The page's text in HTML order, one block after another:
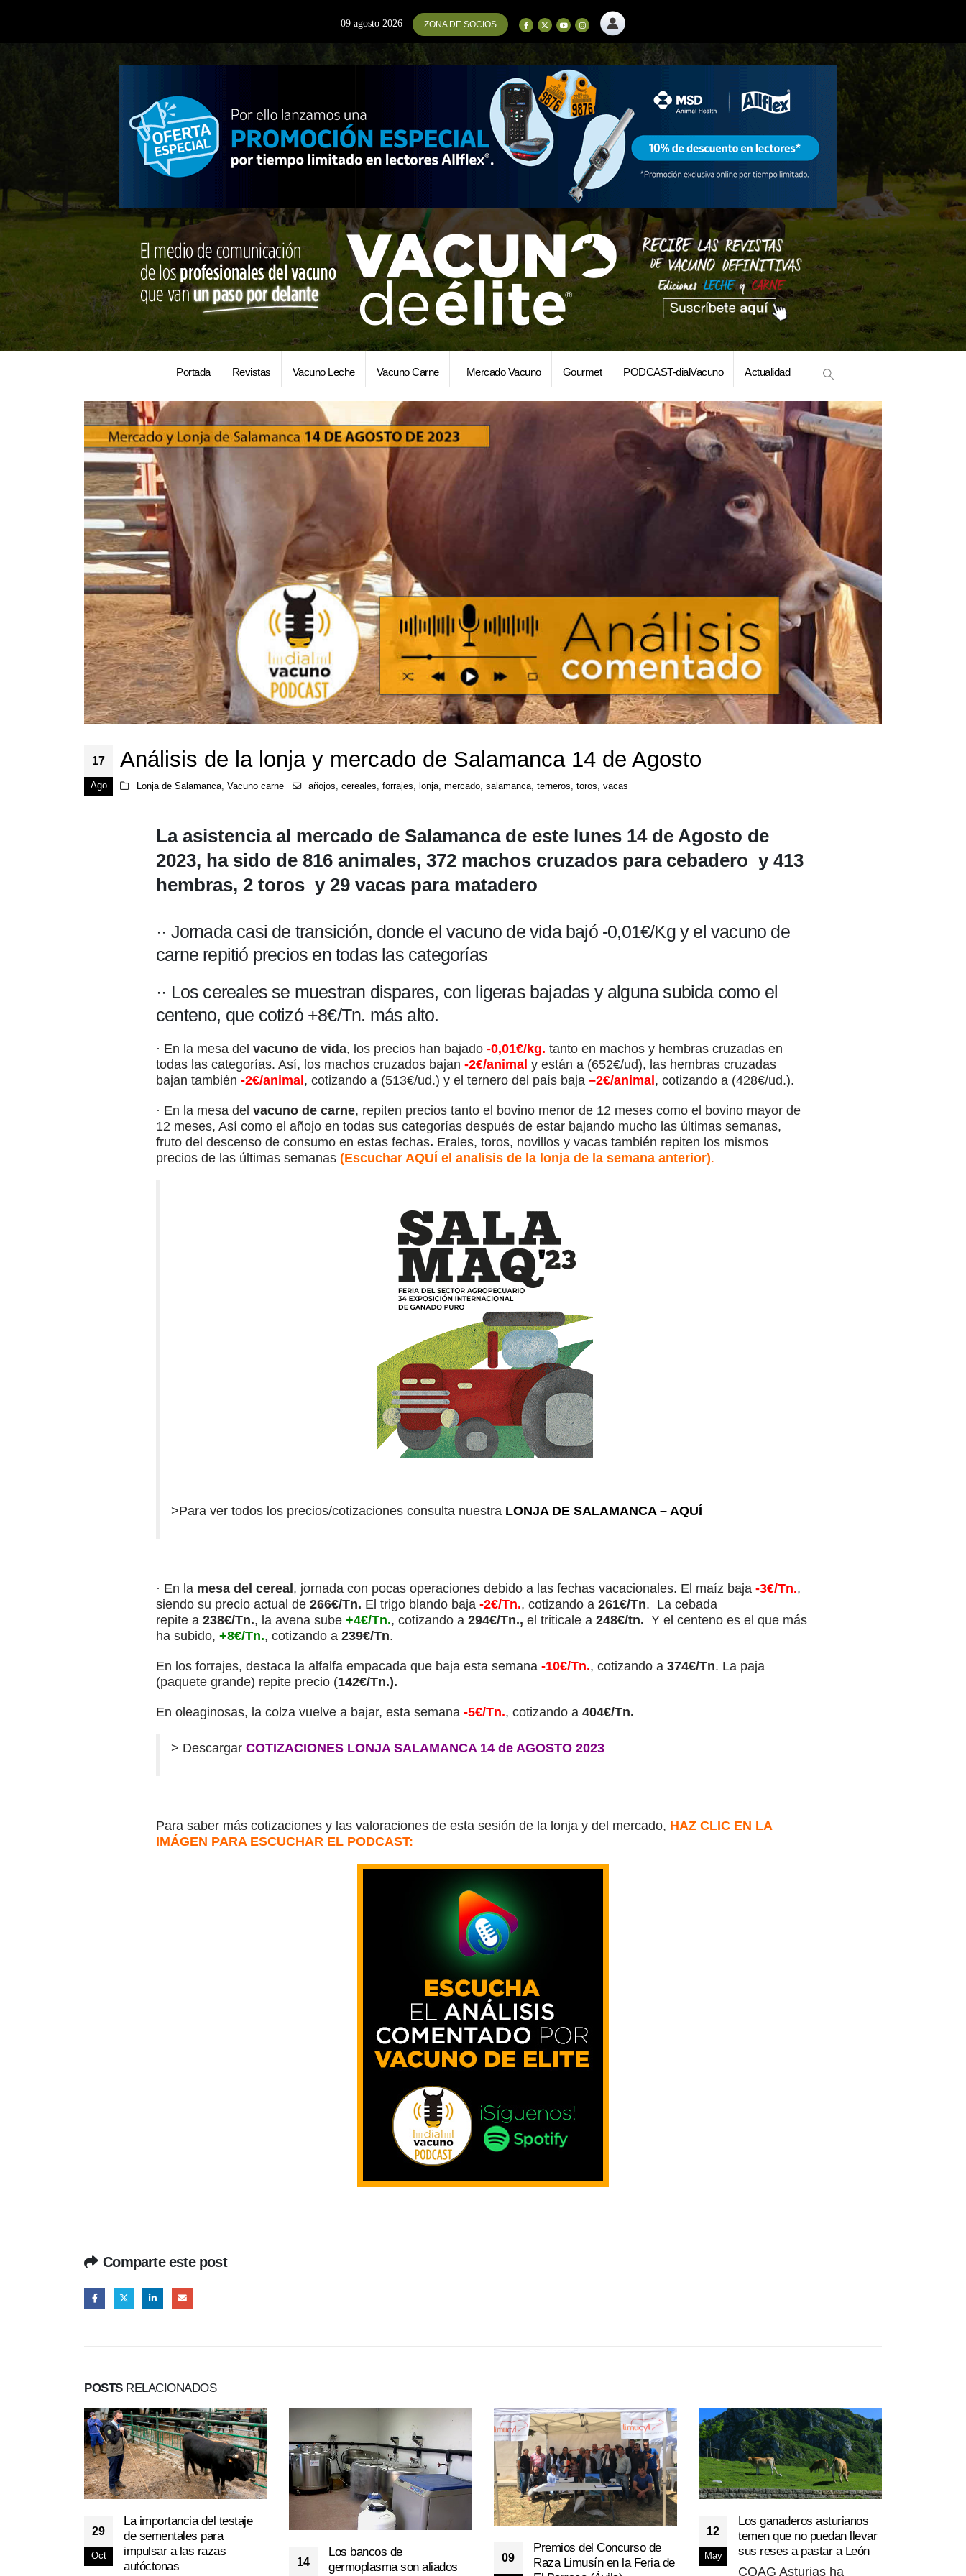
09 agosto 2026 ZONA DE SOCIOS
Portada Revistas Vacuno Leche Vacuno Carne Mercado Vacuno Gourmet PODCAST-dialVacuno Actualidad
17
Ago
Análisis de la lonja y mercado de Salamanca 14 de Agosto
Lonja de Salamanca, Vacuno carne añojos,cereales,forrajes, lonja,mercado,salamanca,terneros,toros,vacas
La asistencia al mercado de Salamanca de este lunes 14 de Agosto de
2023, ha sido de 816 animales, 372 machos cruzados para cebadero y 413
hembras, 2 toros y 29 vacas para matadero
·· Jornada casi de transición, donde el vacuno de vida bajó -0,01€/Kg y el vacuno de
carne repitió precios en todas las categorías
·· Los cereales se muestran dispares, con ligeras bajadas y alguna subida como el
centeno, que cotizó +8€/Tn. más alto.
· En la mesa del vacuno de vida, los precios han bajado -0,01€/kg. tanto en machos y hembras cruzadas en
todas las categorías. Así, los machos cruzados bajan -2€/animal y están a (652€/ud), las hembras cruzadas
bajan también -2€/animal , cotizando a (513€/ud.) y el ternero del país baja –2€/animal , cotizando a (428€/ud.).
· En la mesa del vacuno de carne, repiten precios tanto el bovino menor de 12 meses como el bovino mayor de
12 meses, Así como el añojo en todas sus categorías después de estar bajando mucho las últimas semanas,
fruto del descenso de consumo en estas fechas. Erales, toros, novillos y vacas también repiten los mismos
precios de las últimas semanas (Escuchar AQUÍ el analisis de la lonja de la semana anterior).
>Para ver todos los precios/cotizaciones consulta nuestra LONJA DE SALAMANCA – AQUÍ
· En la mesa del cereal , jornada con pocas operaciones debido a las fechas vacacionales. El maíz baja -3€/Tn.,
siendo su precio actual de 266€/Tn. El trigo blando baja -2€/Tn., cotizando a 261€/Tn. La cebada
repite a 238€/Tn., la avena sube +4€/Tn., cotizando a 294€/Tn., el triticale a 248€/tn. Y el centeno es el que más
ha subido, +8€/Tn., cotizando a 239€/Tn.
En los forrajes, destaca la alfalfa empacada que baja esta semana -10€/Tn., cotizando a 374€/Tn. La paja
(paquete grande) repite precio (142€/Tn.).
En oleaginosas, la colza vuelve a bajar, esta semana -5€/Tn., cotizando a 404€/Tn.
> Descargar COTIZACIONES LONJA SALAMANCA 14 de AGOSTO 2023
Para saber más cotizaciones y las valoraciones de esta sesión de la lonja y del mercado, HAZ CLIC EN LA
IMÁGEN PARA ESCUCHAR EL PODCAST:
Comparte este post
POSTSRELACIONADOS
29
Oct
La importancia del testaje
de sementales para
impulsar a las razas
autóctonas
14
Los bancos de
germoplasma son aliados
09
Premios del Concurso de
Raza Limusín en la Feria de
12
May
Los ganaderos asturianos
temen que no puedan llevar
sus reses a pastar a León
COAG Asturias ha